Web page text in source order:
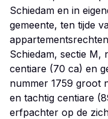
Schiedam en in
gemeente, ten tijde
Schiedam, sectie M,
centiare (70 ca) en
nummer 1759 groot
en tachtig centiare
erfpachter op de